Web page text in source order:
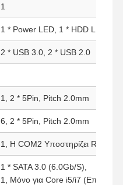
1
1 * Power LED, 1 * HDD LED
2 * USB 3.0, 2 * USB 2.0
1, 2 * 5Pin, Pitch 2.0mm
6, 2 * 5Pin, Pitch 2.0mm
1, Η COM2 Υποστηρίζει RS-485
1 * SATA 3.0 (6.0Gb/S),
1, Μόνο για Core i5/i7 (Επιλογή)